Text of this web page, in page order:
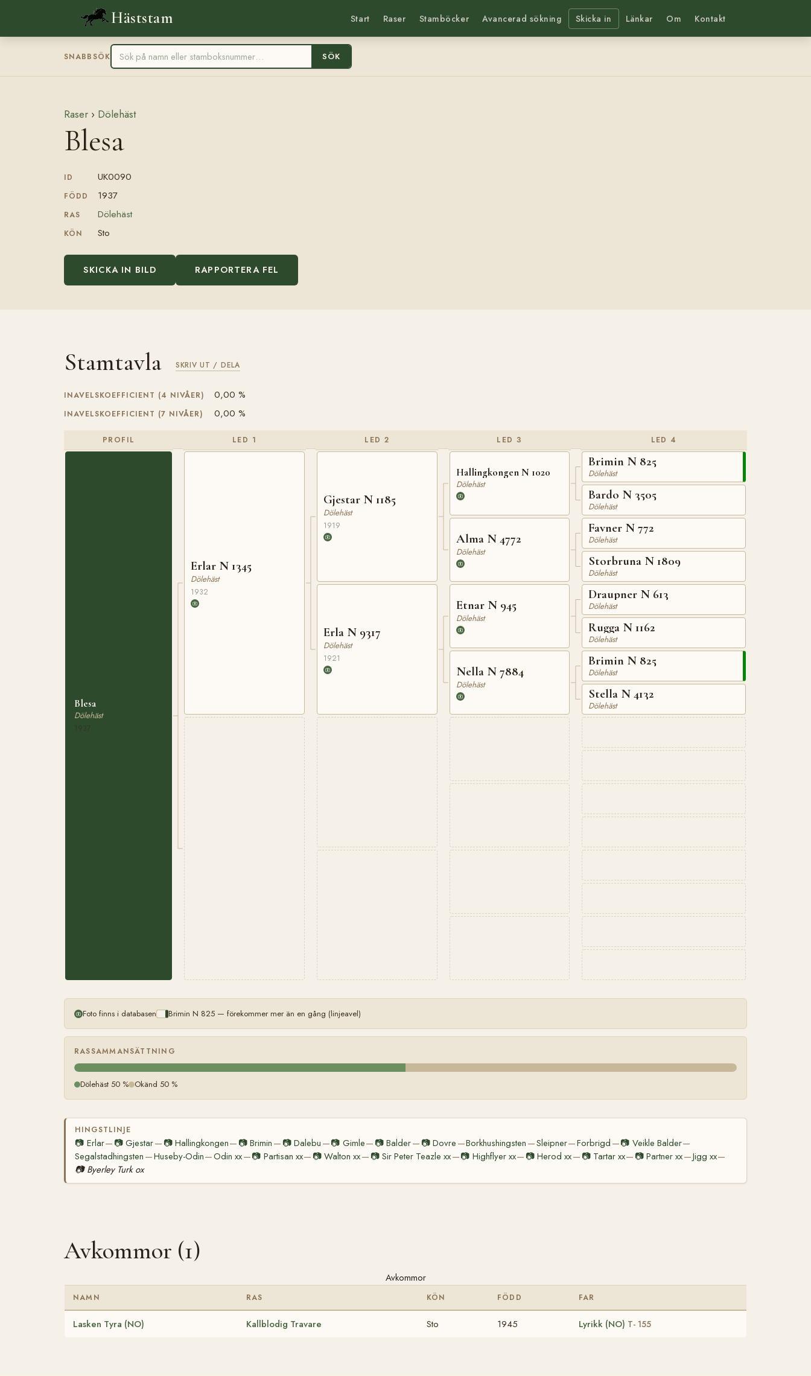
Häststam Start Raser Stamböcker Avancerad sökning Skicka in Länkar Om Kontakt
SNABBSÖK SÖK
Raser › Dölehäst
Blesa
ID UK0090
FÖDD 1937
RAS Dölehäst
KÖN Sto
SKICKA IN BILD RAPPORTERA FEL
Stamtavla SKRIV UT / DELA
INAVELSKOEFFICIENT (4 NIVÅER) 0,00 %
INAVELSKOEFFICIENT (7 NIVÅER) 0,00 %
PROFIL
Blesa
Dölehäst
LED 1
Erlar N 1345
Dölehäst
1932
LED 2
Gjestar N 1185
Dölehäst
1919
Erla N 9317
Dölehäst
1921
LED 3
Hallingkongen N 1020
Dölehäst
Alma N 4772
Dölehäst
Etnar N 945
Dölehäst
Nella N 7884
Dölehäst
LED 4
Brimin N 825
Dölehäst
Bardo N 3505
Dölehäst
Favner N 772
Dölehäst
Storbruna N 1809
Dölehäst
Draupner N 613
Dölehäst
Rugga N 1162
Dölehäst
Brimin N 825
Dölehäst
Stella N 4132
Dölehäst
Foto finns i databasen Brimin N 825 — förekommer mer än en gång (linjeavel)
RASSAMMANSÄTTNING
Dölehäst 50 % Okänd 50 %
HINGSTLINJE
📷 Erlar— 📷Gjestar— 📷 Hallingkongen— 📷 Brimin — 📷Dalebu —📷 Gimle— 📷Balder— 📷Dovre —Borkhushingsten —Sleipner—Forbrigd —📷 Veikle Balder—
Segalstadhingsten —Huseby-Odin—Odin xx—📷 Partisan xx— 📷Walton xx— 📷Sir Peter Teazle xx—📷 Highflyer xx— 📷Herod xx— 📷 Tartar xx— 📷 Partner xx—Jigg xx—
📷 Byerley Turk ox
Avkommor (1)
Avkommor
NAMN RAS KÖN FÖDD FAR
Lasken Tyra (NO) Kallblodig Travare Sto 1945 Lyrikk (NO) T- 155